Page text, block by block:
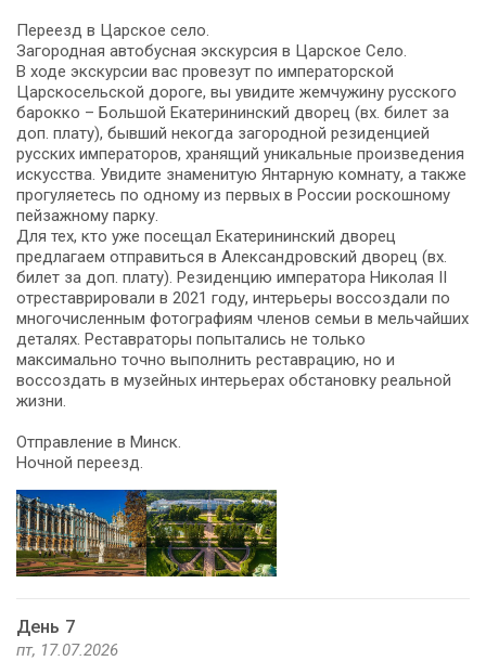
Переезд в Царское село.
Загородная автобусная экскурсия в Царское Село.
В ходе экскурсии вас провезут по императорской
Царскосельской дороге, вы увидите жемчужину русского
барокко – Большой Екатерининский дворец (вх. билет за
доп. плату), бывший некогда загородной резиденцией
русских императоров, хранящий уникальные произведения
искусства. Увидите знаменитую Янтарную комнату, а также
прогуляетесь по одному из первых в России роскошному
пейзажному парку.
Для тех, кто уже посещал Екатерининский дворец
предлагаем отправиться в Александровский дворец (вх.
билет за доп. плату). Резиденцию императора Николая II
отреставрировали в 2021 году, интерьеры воссоздали по
многочисленным фотографиям членов семьи в мельчайших
деталях. Реставраторы попытались не только
максимально точно выполнить реставрацию, но и
воссоздать в музейных интерьерах обстановку реальной
жизни.
Отправление в Минск.
Ночной переезд.
День 7
пт, 17.07.2026